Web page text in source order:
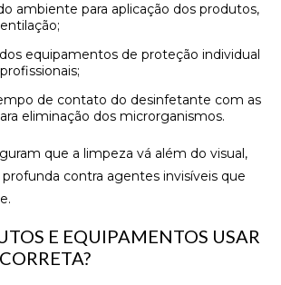
eliminação dos microrganismos.
que a limpeza vá além do visual,
contra agentes invisíveis que
E EQUIPAMENTOS USAR